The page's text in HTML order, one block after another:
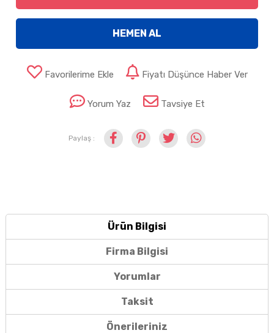
HEMEN AL
Favorilerime Ekle Fiyatı Düşünce Haber Ver
Yorum Yaz Tavsiye Et
Paylaş :
Ürün Bilgisi
Firma Bilgisi
Yorumlar
Taksit
Önerileriniz